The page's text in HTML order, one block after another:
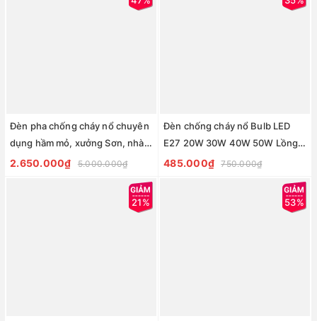
Đèn pha chống cháy nổ chuyên
dụng hầm mỏ, xưởng Sơn, nhà
máy cồn mã số ZFR-EX-100
2.650.000₫ 5.000.000₫
Đèn chống cháy nổ Bulb LED
E27 20W 30W 40W 50W Lồng
Thép Bảo Vệ - ZALAA Lighting
485.000₫ 750.000₫
21% 53%